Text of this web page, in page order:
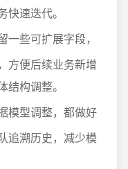
速迭代。
一些可扩展字段，
方便后续业务新增
构调整。
模型调整，都做好
追溯历史，减少模